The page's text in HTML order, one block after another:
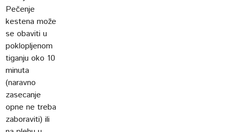
Pečenje
kestena može
se obaviti u
poklopljenom
tiganju oko 10
minuta
(naravno
zasecanje
opne ne treba
zaboraviti) ili